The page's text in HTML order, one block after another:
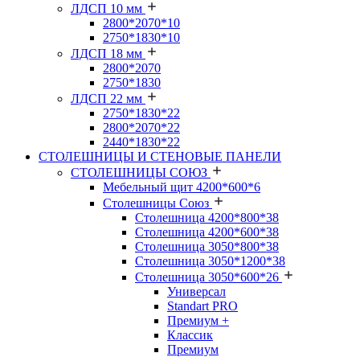
ЛДСП 10 мм
2800*2070*10
2750*1830*10
ЛДСП 18 мм
2800*2070
2750*1830
ЛДСП 22 мм
2750*1830*22
2800*2070*22
2440*1830*22
СТОЛЕШНИЦЫ И СТЕНОВЫЕ ПАНЕЛИ
СТОЛЕШНИЦЫ СОЮЗ
Мебельный щит 4200*600*6
Столешницы Союз
Столешница 4200*800*38
Столешница 4200*600*38
Столешница 3050*800*38
Столешница 3050*1200*38
Столешница 3050*600*26
Универсал
Standart PRO
Премиум +
Классик
Премиум